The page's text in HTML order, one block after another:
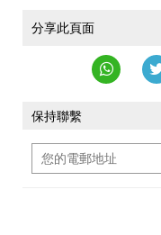
分享此頁面
保持聯繫